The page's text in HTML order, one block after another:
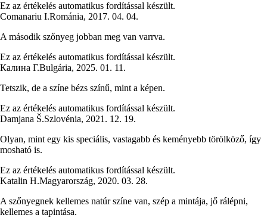
Ez az értékelés automatikus fordítással készült.
Comanariu I.Románia, 2017. 04. 04.
A második szőnyeg jobban meg van varrva.
Ez az értékelés automatikus fordítással készült.
Калина Г.Bulgária, 2025. 01. 11.
Tetszik, de a színe bézs színű, mint a képen.
Ez az értékelés automatikus fordítással készült.
Damjana Š.Szlovénia, 2021. 12. 19.
Olyan, mint egy kis speciális, vastagabb és keményebb törölköző, így
mosható is.
Ez az értékelés automatikus fordítással készült.
Katalin H.Magyarország, 2020. 03. 28.
A szőnyegnek kellemes natúr színe van, szép a mintája, jő rálépni,
kellemes a tapintása.